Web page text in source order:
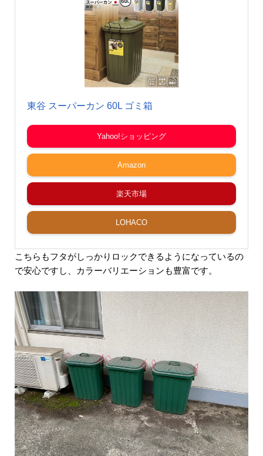
東谷 スーパーカン 60L ゴミ箱
Yahoo!ショッピング
Amazon
楽天市場
LOHACO
こちらもフタがしっかりロックできるようになっているの
で安心ですし、カラーバリエーションも豊富です。